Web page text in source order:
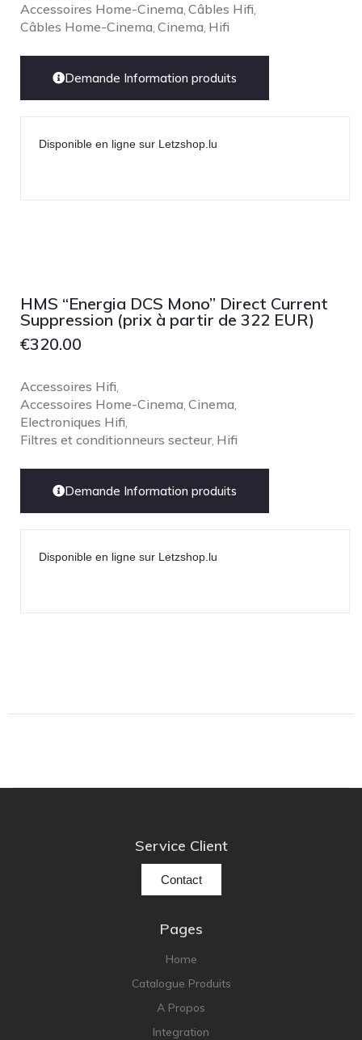
Accessoires Home-Cinema Câbles Hifi
Câbles Home-Cinema Cinema Hifi
Demande Information produits
Disponible en ligne sur Letzshop.lu
HMS “Energia DCS Mono” Direct Current
Suppression (prix à partir de 322 EUR)
€320.00
Accessoires Hifi
Accessoires Home-Cinema Cinema
Electroniques Hifi
Filtres et conditionneurs secteur, Hifi
Demande Information produits
Disponible en ligne sur Letzshop.lu
Service Client
Contact
Pages
Home
Catalogue Produits
A Propos
Integration